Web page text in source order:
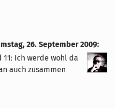
26. September 2009:
11: Ich werde wohl da
auch zusammen